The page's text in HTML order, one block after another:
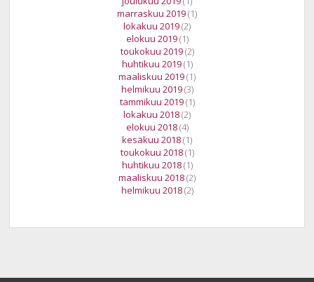
marraskuu 2019(1)
lokakuu 2019(2)
elokuu 2019(1)
toukokuu 2019(2)
huhtikuu 2019(1)
maaliskuu 2019(1)
helmikuu 2019(3)
tammikuu 2019(1)
lokakuu 2018(2)
elokuu 2018(4)
kesäkuu 2018(1)
toukokuu 2018(1)
huhtikuu 2018(1)
maaliskuu 2018(2)
helmikuu 2018(2)